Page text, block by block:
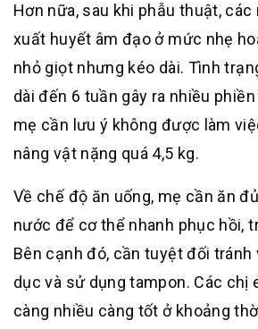
Hơn nữa, sau khi phẫu thuật,
xuất huyết âm đạo ở mức nhẹ
nhỏ giọt nhưng kéo dài. Tình
dài đến 6 tuần gây ra nhiều
mẹ cần lưu ý không được làm
nâng vật nặng quá 4,5 kg.
Về chế độ ăn uống, mẹ cần ăn
nước để cơ thể nhanh phục hồi,
Bên cạnh đó, cần tuyệt đối tránh
dục và sử dụng tampon. Các chị
càng nhiều càng tốt ở khoảng